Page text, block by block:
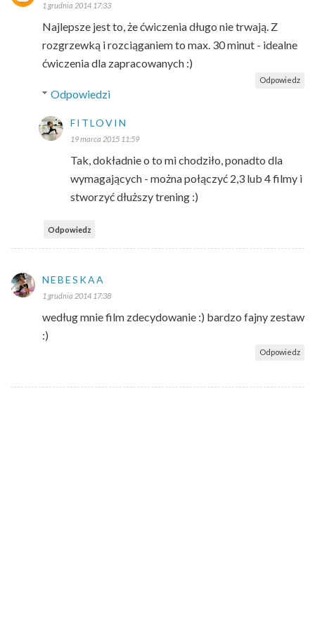
1 grudnia 2014 17:33
Najlepsze jest to, że ćwiczenia długo nie trwają. Z
rozgrzewką i rozciąganiem to max. 30 minut - idealne
ćwiczenia dla zapracowanych :)
Odpowiedz
Odpowiedzi
FITLOVIN
19 marca 2015 11:59
Tak, dokładnie o to mi chodziło, ponadto dla
wymagających - można połączyć 2,3 lub 4 filmy i
stworzyć dłuższy trening :)
Odpowiedz
NEBESKAA
1 grudnia 2014 17:38
według mnie film zdecydowanie :) bardzo fajny zestaw
:)
Odpowiedz